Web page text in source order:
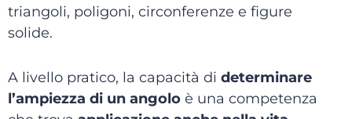
triangoli, poligoni, circonferenze e figure
solide.
A livello pratico, la capacità di determinare
l’ampiezza di un angolo è una competenza